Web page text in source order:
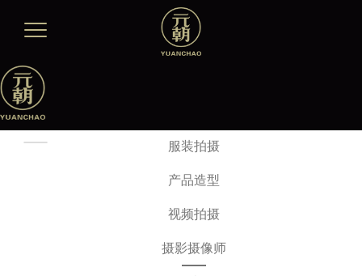
服装拍摄
产品造型
视频拍摄
摄影摄像师